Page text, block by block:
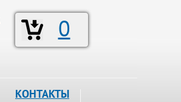
0
КОНТАКТЫ